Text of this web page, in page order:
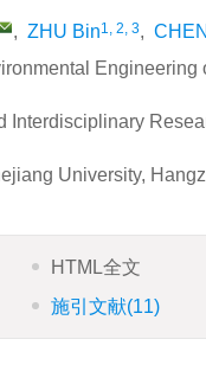
, ZHU Bin1, 2, 3,
Interdisciplinary
University,
HTML全文
施引文献(11)